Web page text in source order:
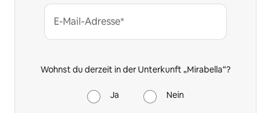
E-Mail-Adresse*
Wohnst du derzeit in der Unterkunft „Mirabella“?
Ja Nein